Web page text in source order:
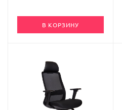
В КОРЗИНУ